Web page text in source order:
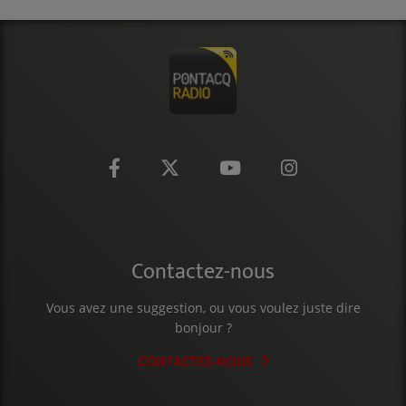
Contactez-nous
Vous avez une suggestion, ou vous voulez juste dire
bonjour ?
CONTACTEZ-NOUS